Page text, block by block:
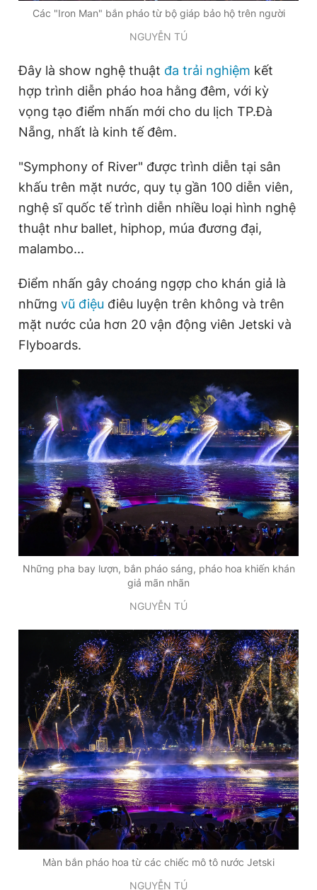
Các "Iron Man" bắn pháo từ bộ giáp bảo hộ trên người
NGUYỄN TÚ
Đây là show nghệ thuật đa trải nghiệm kết
hợp trình diễn pháo hoa hằng đêm, với kỳ
vọng tạo điểm nhấn mới cho du lịch TP.Đà
Nẵng, nhất là kinh tế đêm.
"Symphony of River" được trình diễn tại sân
khấu trên mặt nước, quy tụ gần 100 diễn viên,
nghệ sĩ quốc tế trình diễn nhiều loại hình nghệ
thuật như ballet, hiphop, múa đương đại,
malambo...
Điểm nhấn gây choáng ngợp cho khán giả là
những vũ điệu điêu luyện trên không và trên
mặt nước của hơn 20 vận động viên Jetski và
Flyboards.
Những pha bay lượn, bắn pháo sáng, pháo hoa khiến khán
giả mãn nhãn
NGUYỄN TÚ
Màn bắn pháo hoa từ các chiếc mô tô nước Jetski
NGUYỄN TÚ